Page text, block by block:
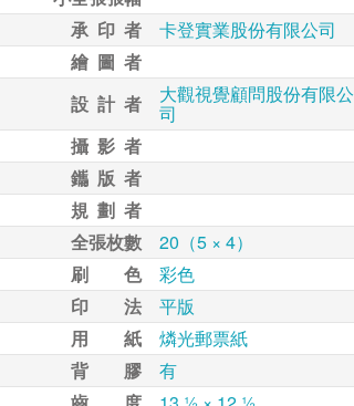
承 印 者
卡登實業股份有限公司
繪 圖 者
設 計 者
大觀視覺顧問股份有限公
司
攝 影 者
鑴 版 者
規 劃 者
全張枚數
20（5 × 4）
刷 色
彩色
印 法
平版
用 紙
燐光郵票紙
背 膠
有